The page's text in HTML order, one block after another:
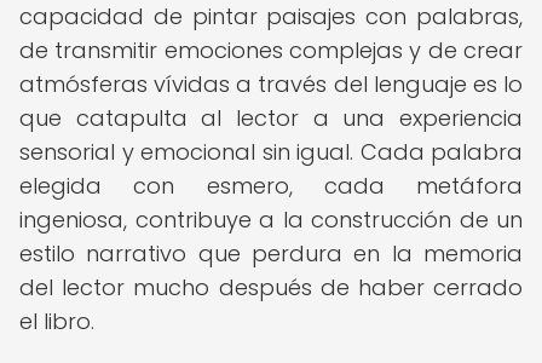
capacidad de pintar paisajes con palabras,
de transmitir emociones complejas y de crear
atmósferas vívidas a través del lenguaje es lo
que catapulta al lector a una experiencia
sensorial y emocional sin igual. Cada palabra
elegida con esmero, cada metáfora
ingeniosa, contribuye a la construcción de un
estilo narrativo que perdura en la memoria
del lector mucho después de haber cerrado
el libro.